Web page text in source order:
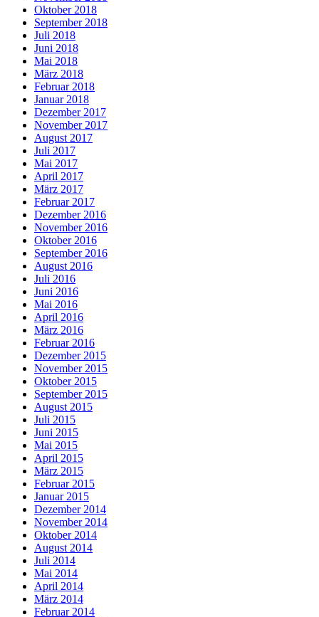
Oktober 2018
September 2018
Juli 2018
Juni 2018
Mai 2018
März 2018
Februar 2018
Januar 2018
Dezember 2017
November 2017
August 2017
Juli 2017
Mai 2017
April 2017
März 2017
Februar 2017
Dezember 2016
November 2016
Oktober 2016
September 2016
August 2016
Juli 2016
Juni 2016
Mai 2016
April 2016
März 2016
Februar 2016
Dezember 2015
November 2015
Oktober 2015
September 2015
August 2015
Juli 2015
Juni 2015
Mai 2015
April 2015
März 2015
Februar 2015
Januar 2015
Dezember 2014
November 2014
Oktober 2014
August 2014
Juli 2014
Mai 2014
April 2014
März 2014
Februar 2014